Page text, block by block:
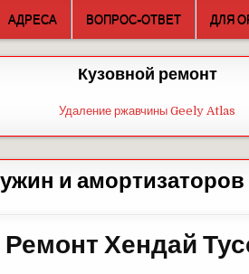
АДРЕСА ВОПРОС-ОТВЕТ ДЛЯ
Кузовной ремонт
Удаление ржавчины Geely Atlas
и амортизаторов
Ремонт Хендай